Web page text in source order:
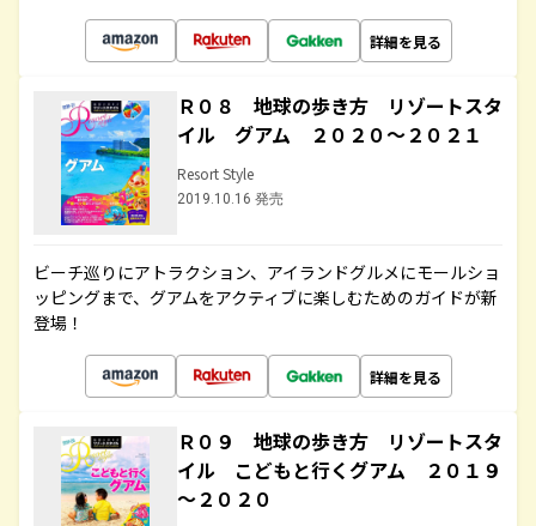
詳細を見る
Ｒ０８ 地球の歩き方 リゾートスタ
イル グアム ２０２０～２０２１
Resort Style
2019.10.16 発売
ビーチ巡りにアトラクション、アイランドグルメにモールショ
ッピングまで、グアムをアクティブに楽しむためのガイドが新
登場！
詳細を見る
Ｒ０９ 地球の歩き方 リゾートスタ
イル こどもと行くグアム ２０１９
～２０２０